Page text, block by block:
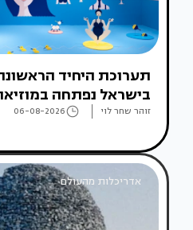
תערוכת היחיד
בישראל נפתחה
זוהר שחר לוי 06-08-2026
אדריכלות מהעולם